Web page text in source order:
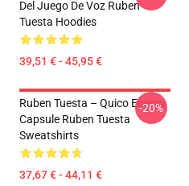
Del Juego De Voz Ruben
Tuesta Hoodies
39,51 € - 45,95 €
Ruben Tuesta – Quico Energy
Capsule Ruben Tuesta
Sweatshirts
37,67 € - 44,11 €
-20%